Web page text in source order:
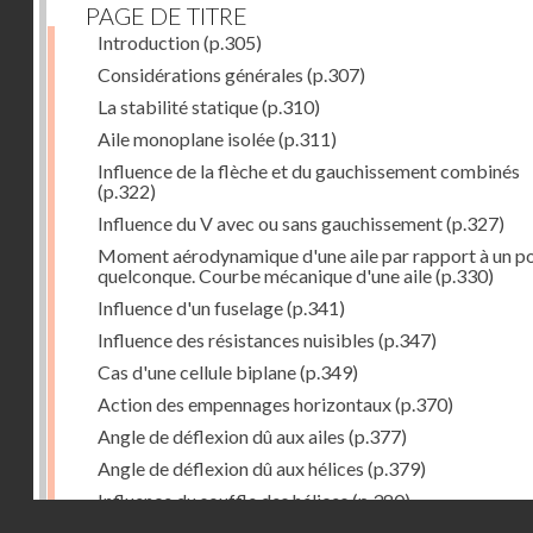
PAGE DE TITRE
Introduction(p.305)
Considérations générales (p.307)
La stabilité statique(p.310)
Aile monoplane isolée(p.311)
Influence de la flèche et du gauchissement combinés
(p.322)
Influence du V avec ou sans gauchissement(p.327)
Moment aérodynamique d'une aile par rapport à un
quelconque. Courbe mécanique d'une aile(p.330)
Influence d'un fuselage(p.341)
Influence des résistances nuisibles (p.347)
Cas d'une cellule biplane(p.349)
Action des empennages horizontaux(p.370)
Angle de déflexion dû aux ailes (p.377)
Angle de déflexion dû aux hélices (p.379)
Influence du souffle des hélices(p.380)